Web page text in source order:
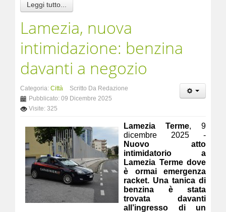
Leggi tutto...
Lamezia, nuova
intimidazione: benzina
davanti a negozio
Categoria:Città
Scritto Da Redazione
Pubblicato: 09 Dicembre 2025
Visite: 325
Lamezia Terme, 9
dicembre 2025 -
Nuovo atto
intimidatorio a
Lamezia Terme dove
è ormai emergenza
racket. Una tanica di
benzina è stata
trovata davanti
all’ingresso di un